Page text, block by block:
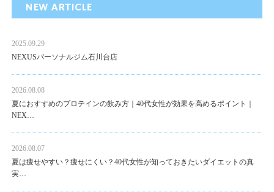
NEW ARTICLE
2025.09.29
NEXUSパーソナルジム石川台店
2026.08.08
夏におすすめのプロテインの飲み方｜40代女性が効果を高めるポイント｜
NEX…
2026.08.07
夏は痩せやすい？痩せにくい？40代女性が知っておきたいダイエットの真
実…